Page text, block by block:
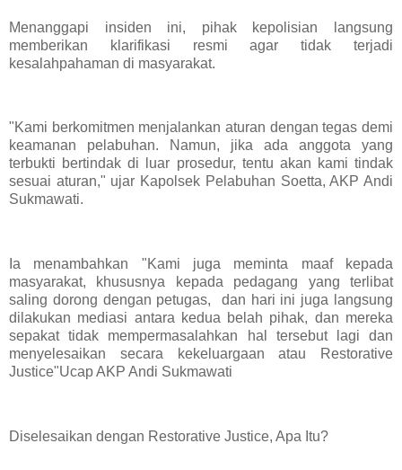
Menanggapi insiden ini, pihak kepolisian langsung
memberikan klarifikasi resmi agar tidak terjadi
kesalahpahaman di masyarakat.
"Kami berkomitmen menjalankan aturan dengan tegas demi
keamanan pelabuhan. Namun, jika ada anggota yang
terbukti bertindak di luar prosedur, tentu akan kami tindak
sesuai aturan," ujar Kapolsek Pelabuhan Soetta, AKP Andi
Sukmawati.
Ia menambahkan "Kami juga meminta maaf kepada
masyarakat, khususnya kepada pedagang yang terlibat
saling dorong dengan petugas, dan hari ini juga langsung
dilakukan mediasi antara kedua belah pihak, dan mereka
sepakat tidak mempermasalahkan hal tersebut lagi dan
menyelesaikan secara kekeluargaan atau Restorative
Justice"Ucap AKP Andi Sukmawati
Diselesaikan dengan Restorative Justice, Apa Itu?